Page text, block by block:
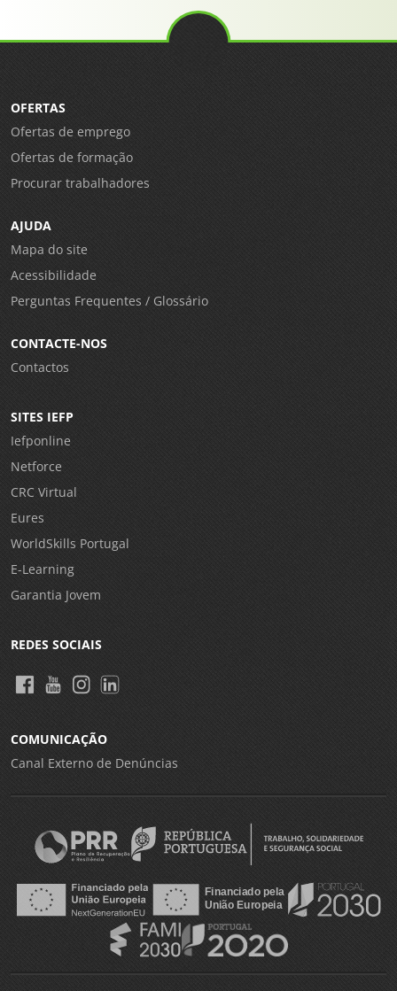
OFERTAS
Ofertas de emprego
Ofertas de formação
Procurar trabalhadores
AJUDA
Mapa do site
Acessibilidade
Perguntas Frequentes / Glossário
CONTACTE-NOS
Contactos
SITES IEFP
Iefponline
Netforce
CRC Virtual
Eures
WorldSkills Portugal
E-Learning
Garantia Jovem
REDES SOCIAIS
COMUNICAÇÃO
Canal Externo de Denúncias